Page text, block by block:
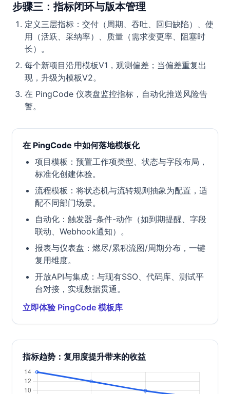
步骤三：指标闭环与版本管理
定义三层指标：交付（周期、吞吐、回归缺陷）、使
用（活跃、采纳率）、质量（需求变更率、阻塞时
长）。
每个新项目沿用模板V1，观测偏差；当偏差重复出
现，升级为模板V2。
在 PingCode 仪表盘监控指标，自动化推送风险告
警。
在 PingCode 中如何落地模板化
项目模板：预置工作项类型、状态与字段布局，
标准化创建体验。
流程模板：将状态机与流转规则抽象为配置，适
配不同部门场景。
自动化：触发器-条件-动作（如到期提醒、字段
联动、Webhook通知）。
报表与仪表盘：燃尽/累积流图/周期分布，一键
复用维度。
开放API与集成：与现有SSO、代码库、测试平
台对接，实现数据贯通。
立即体验 PingCode 模板库
指标趋势：复用度提升带来的收益